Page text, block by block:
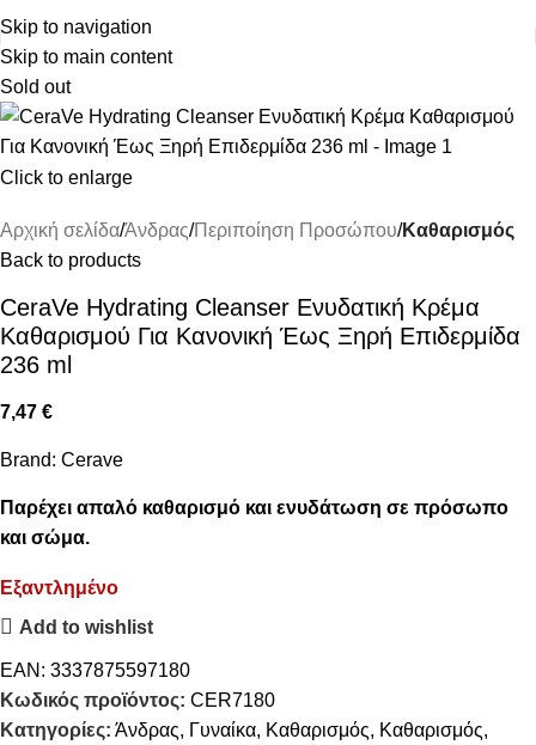
Skip to navigation
Skip to main content
ΔΩΡΕΑΝ ΜΕΤΑΦΟΡΙΚΑ ΑΝΩ ΤΩΝ 45€
Sold out
Click to enlarge
Αρχική σελίδα Άνδρας Περιποίηση Προσώπου Καθαρισμός
Back to products
CeraVe Hydrating Cleanser Ενυδατική Κρέμα
Καθαρισμού Για Κανονική Έως Ξηρή Επιδερμίδα
236 ml
7,47 €
Brand: Cerave
Παρέχει απαλό καθαρισμό και ενυδάτωση σε πρόσωπο
και σώμα.
Εξαντλημένο
Add to wishlist
EAN: 3337875597180
Κωδικός προϊόντος: CER7180
Κατηγορίες: Άνδρας, Γυναίκα, Καθαρισμός, Καθαρισμός,